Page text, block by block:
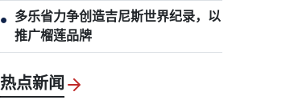
● 多乐省力争创造吉尼斯世界纪录，以
推广榴莲品牌
热点新闻